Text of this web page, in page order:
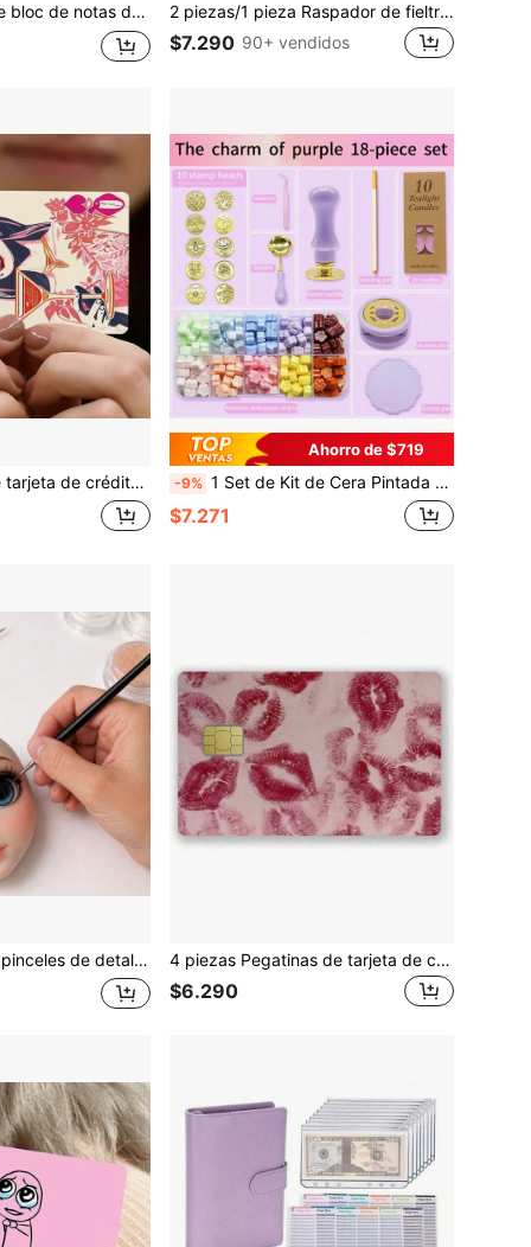
retro y marco detallado de lazo floral, estilo 'Ins', tarjeta de nota escribible para decoración de diario, papel de artesanía 2 piezas/1 pieza Raspador de fieltro, Raspador de vinilo, Herramienta de pintura de calcomanías gráficas, Fabricación de logotipos DIY, Perfecto para aplicación de vinilo, Scrapbooking, Manualidades de papel, Fabricación de tarjetas, Costura, Letras, Silueta, Relieve, Etc., Regalo perfecto para entusiastas de las manualidades durante la temporada de regreso a la escuela
$7.290 90+ vendidos
llaves, tarjetas de crédito, tarjetas de débito, protección de tarjetas bancarias, sin burbujas, de alta calidad, diseñada para tarjetas pequeñas
Ahorro de $719
-9% 1 Set de Kit de Cera Pintada con Llama, Kit de Derretido de Cuentas de Cera, Incluye Materiales para Scrapbooking, Tarjetas y Sobres, Adecuado para Manualidades DIY, Invitaciones de Cumpleaños, Bodas, Vuelta al Colegio, etc.
$7.271
rata, adecuado para artistas, regreso a la escuela, regreso a la escuela, útiles escolares, o juego de 9 piezas 4 piezas Pegatinas de tarjeta de crédito con estampado de labios, protectores de tarjeta de débito de vinilo ultradelgados, resistentes al agua y a las arrugas, removibles, útiles escolares
$6.290